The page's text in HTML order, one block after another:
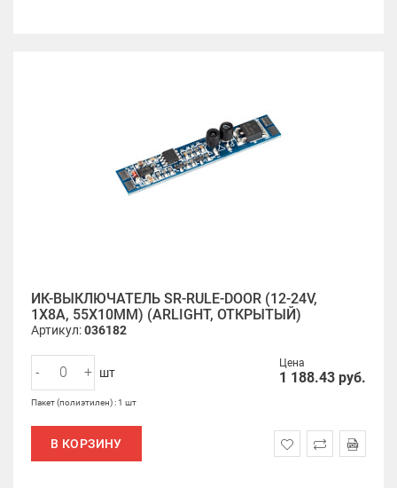
ИК-ВЫКЛЮЧАТЕЛЬ SR-RULE-DOOR (12-24V,
1X8A, 55X10MM) (ARLIGHT, ОТКРЫТЫЙ)
Артикул:036182
Цена
1 188.43 руб.
- + шт
Пакет (полиэтилен) : 1 шт
В КОРЗИНУ